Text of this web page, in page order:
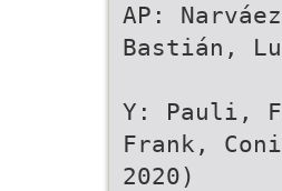
AP:
Bastián,
Y: Pauli,
Frank,
2020)